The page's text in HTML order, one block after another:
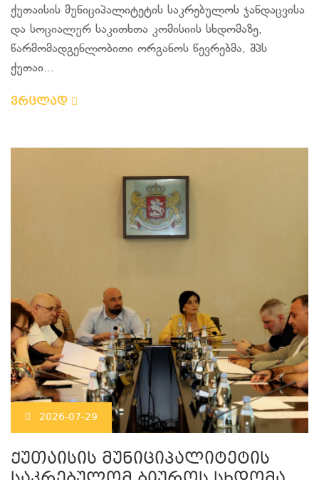
ქუთაისის მუნიციპალიტეტის საკრებულოს ჯანდაცვისა
და სოციალურ საკითხთა კომისიის სხდომაზე,
წარმომადგენლობითი ორგანოს წევრებმა, შპს
ქუთაი...
ვრცლად
2026-07-29
ქუთაისის მუნიციპალიტეტის